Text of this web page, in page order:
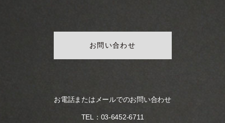
お問い合わせ
お電話またはメールでのお問い合わせ
TEL： 03-6452-6711